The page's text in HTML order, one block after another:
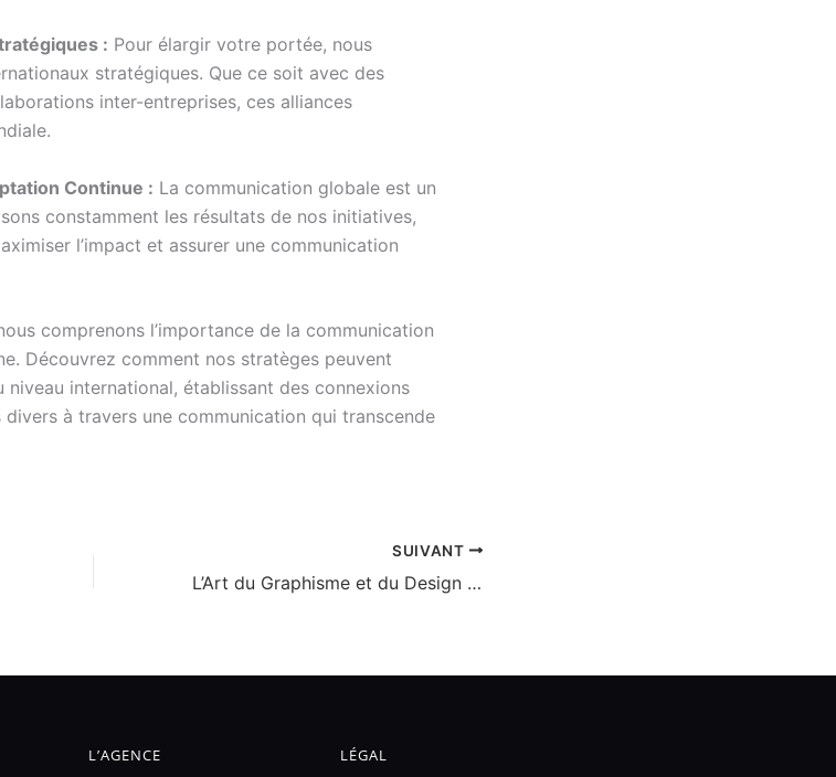
: Pour élargir votre portée, nous
stratégiques. Que ce soit avec des
inter-entreprises, ces alliances
Continue : La communication globale est un
constamment les résultats de nos initiatives,
l’impact et assurer une communication
comprenons l’importance de la communication
Découvrez comment nos stratèges peuvent
international, établissant des connexions
à travers une communication qui transcende
SUIVANT
L’Art du Graphisme et du Design Innovant: Façonnez Votre Identité Visuelle
L’AGENCE LÉGAL